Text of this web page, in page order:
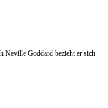
Neville Goddard bezieht er sich